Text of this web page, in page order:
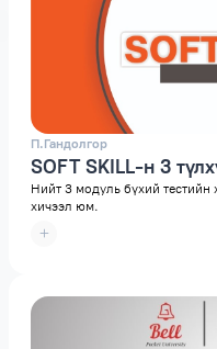
П.Гандолгор
SOFT SKILL-н 3
Нийт 3 модуль бүхий тестийн хичээлтэй ба шалгалт өгөх боломжтой
хичээл юм.